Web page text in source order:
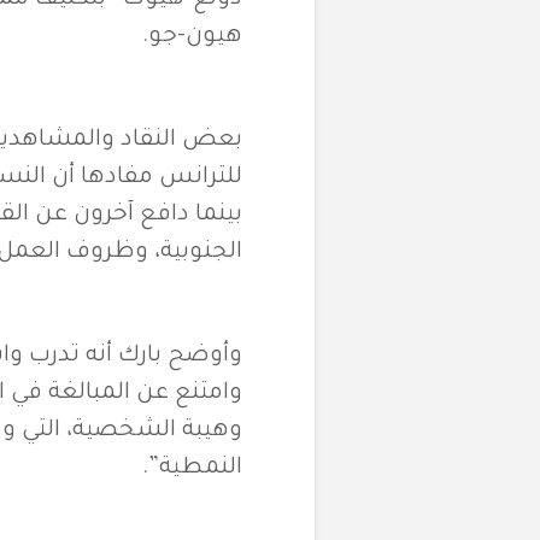
هيون-جو.
بعض النقاد
للترانس مفادها أن
بينما دافع آخرون عن
الجنوبية، وظروف
وأوضح بارك أنه تدرب
وامتنع عن المبالغة
وهيبة الشخصية، التي
النمطية”.